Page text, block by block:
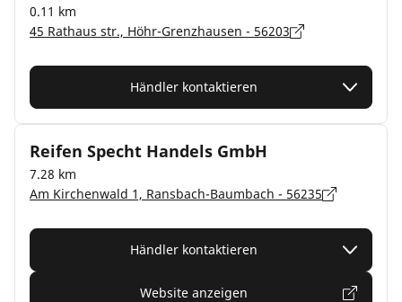
0.11 km
45 Rathaus str., Höhr-Grenzhausen - 56203
Händler kontaktieren
Reifen Specht Handels GmbH
7.28 km
Am Kirchenwald 1, Ransbach-Baumbach - 56235
Händler kontaktieren
Website anzeigen